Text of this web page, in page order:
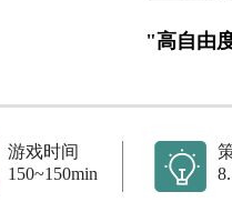
"高自由
游戏时间
150~150min